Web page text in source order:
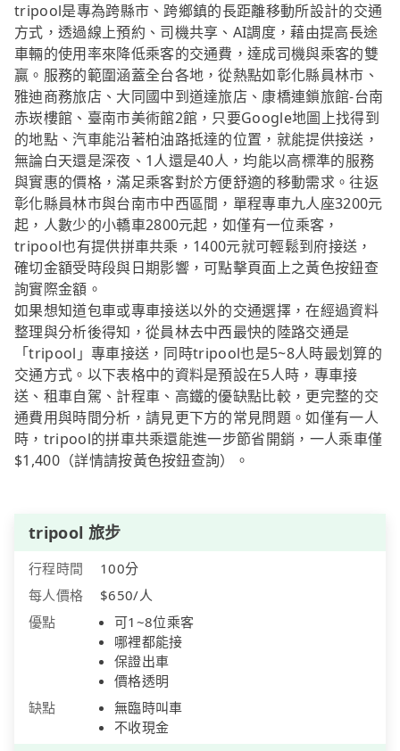
tripool是專為跨縣市、跨鄉鎮的長距離移動所設計的交通
方式，透過線上預約、司機共享、AI調度，藉由提高長途
車輛的使用率來降低乘客的交通費，達成司機與乘客的雙
贏。服務的範圍涵蓋全台各地，從熱點如彰化縣員林市、
雅迪商務旅店、大同國中到道達旅店、康橋連鎖旅館-台南
赤崁樓館、臺南市美術館2館，只要Google地圖上找得到
的地點、汽車能沿著柏油路抵達的位置，就能提供接送，
無論白天還是深夜、1人還是40人，均能以高標準的服務
與實惠的價格，滿足乘客對於方便舒適的移動需求。往返
彰化縣員林市與台南市中西區間，單程專車九人座3200元
起，人數少的小轎車2800元起，如僅有一位乘客，
tripool也有提供拼車共乘，1400元就可輕鬆到府接送，
確切金額受時段與日期影響，可點擊頁面上之黃色按鈕查
詢實際金額。
如果想知道包車或專車接送以外的交通選擇，在經過資料
整理與分析後得知，從員林去中西最快的陸路交通是
「tripool」專車接送，同時tripool也是5~8人時最划算的
交通方式。以下表格中的資料是預設在5人時，專車接
送、租車自駕、計程車、高鐵的優缺點比較，更完整的交
通費用與時間分析，請見更下方的常見問題。如僅有一人
時，tripool的拼車共乘還能進一步節省開銷，一人乘車僅
$1,400（詳情請按黃色按鈕查詢）。
tripool 旅步
行程時間
100分
每人價格
$650/人
優點
可1~8位乘客
哪裡都能接
保證出車
價格透明
缺點
無臨時叫車
不收現金